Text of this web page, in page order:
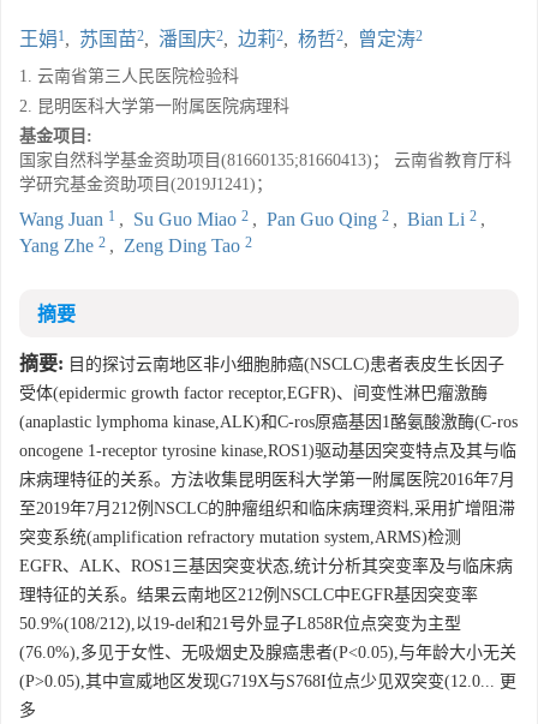
王娟1, 苏国苗2, 潘国庆2, 边莉2, 杨哲2, 曾定涛2
1. 云南省第三人民医院检验科
2. 昆明医科大学第一附属医院病理科
基金项目:
国家自然科学基金资助项目(81660135;81660413)； 云南省教育厅科
学研究基金资助项目(2019J1241)；
Wang Juan 1 , Su Guo Miao 2 , Pan Guo Qing 2 , Bian Li 2 ,
Yang Zhe 2 , Zeng Ding Tao 2
摘要
摘要: 目的探讨云南地区非小细胞肺癌(NSCLC)患者表皮生长因子
受体(epidermic growth factor receptor,EGFR)、间变性淋巴瘤激酶
(anaplastic lymphoma kinase,ALK)和C-ros原癌基因1酪氨酸激酶(C-ros
oncogene 1-receptor tyrosine kinase,ROS1)驱动基因突变特点及其与临
床病理特征的关系。方法收集昆明医科大学第一附属医院2016年7月
至2019年7月212例NSCLC的肿瘤组织和临床病理资料,采用扩增阻滞
突变系统(amplification refractory mutation system,ARMS)检测
EGFR、ALK、ROS1三基因突变状态,统计分析其突变率及与临床病
理特征的关系。结果云南地区212例NSCLC中EGFR基因突变率
50.9%(108/212),以19-del和21号外显子L858R位点突变为主型
(76.0%),多见于女性、无吸烟史及腺癌患者(P<0.05),与年龄大小无关
(P>0.05),其中宣威地区发现G719X与S768I位点少见双突变(12.0... 更
多